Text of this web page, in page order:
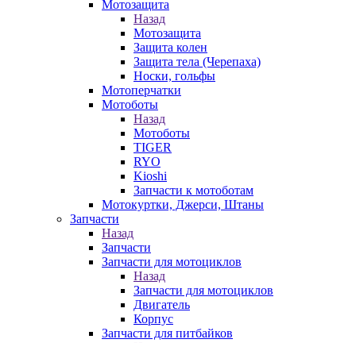
Мотозащита
Назад
Мотозащита
Защита колен
Защита тела (Черепаха)
Носки, гольфы
Мотоперчатки
Мотоботы
Назад
Мотоботы
TIGER
RYO
Kioshi
Запчасти к мотоботам
Мотокуртки, Джерси, Штаны
Запчасти
Назад
Запчасти
Запчасти для мотоциклов
Назад
Запчасти для мотоциклов
Двигатель
Корпус
Запчасти для питбайков